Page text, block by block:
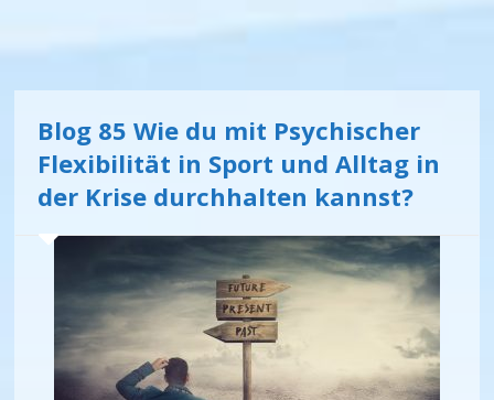
Blog 85 Wie du mit Psychischer
Flexibilität in Sport und Alltag in
der Krise durchhalten kannst?